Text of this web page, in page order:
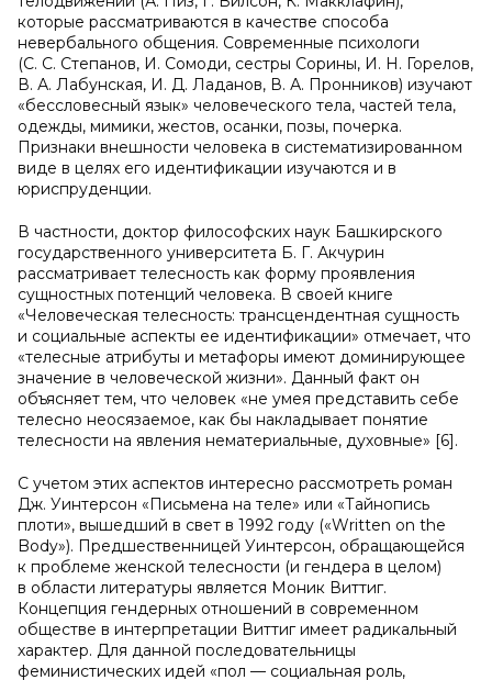
которые рассматриваются в качестве способа
невербального общения. Современные психологи
(С. С. Степанов, И. Сомоди, сестры Сорины, И. Н. Горелов,
В. А. Лабунская, И. Д. Ладанов, В. А. Пронников) изучают
«бессловесный язык» человеческого тела, частей тела,
одежды, мимики, жестов, осанки, позы, почерка.
Признаки внешности человека в систематизированном
виде в целях его идентификации изучаются и в
юриспруденции.
В частности, доктор философских наук Башкирского
государственного университета Б. Г. Акчурин
рассматривает телесность как форму проявления
сущностных потенций человека. В своей книге
«Человеческая телесность: трансцендентная сущность
и социальные аспекты ее идентификации» отмечает, что
«телесные атрибуты и метафоры имеют доминирующее
значение в человеческой жизни». Данный факт он
объясняет тем, что человек «не умея представить себе
телесно неосязаемое, как бы накладывает понятие
телесности на явления нематериальные, духовные» [6].
С учетом этих аспектов интересно рассмотреть роман
Дж. Уинтерсон «Письмена на теле» или «Тайнопись
плоти», вышедший в свет в 1992 году («Written on the
Body»). Предшественницей Уинтерсон, обращающейся
к проблеме женской телесности (и гендера в целом)
в области литературы является Моник Виттиг.
Концепция гендерных отношений в современном
обществе в интерпретации Виттиг имеет радикальный
характер. Для данной последовательницы
феминистических идей «пол — социальная роль,